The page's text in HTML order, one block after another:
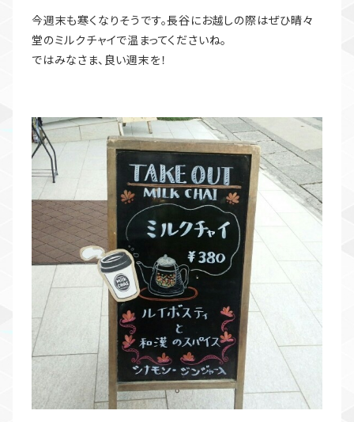
今週末も寒くなりそうです。長谷にお越しの際はぜひ晴々
堂のミルクチャイで温まってくださいね。
ではみなさま、良い週末を！